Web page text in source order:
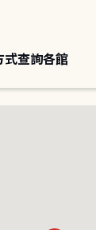
式查詢各館